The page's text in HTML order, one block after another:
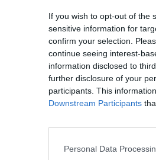
If you wish to opt-out of the
sensitive information for
confirm your selection.
continue seeing interest-
information disclosed to
further disclosure of your
participants. This
Downstream Participants
Personal Data
és 7-szer lépett pályára a Belga U21-